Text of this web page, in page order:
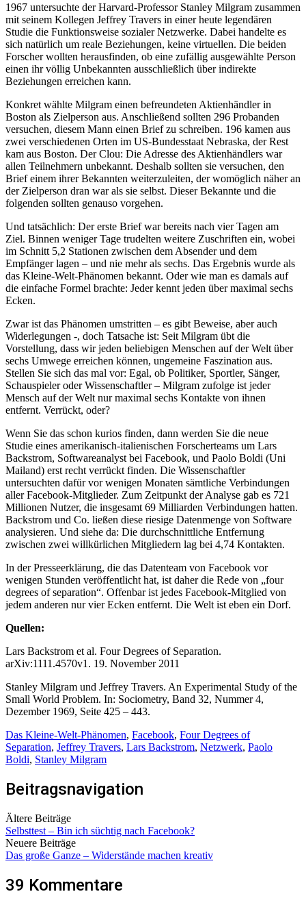
1967 untersuchte der Harvard-Professor Stanley Milgram zusammen
mit seinem Kollegen Jeffrey Travers in einer heute legendären
Studie die Funktionsweise sozialer Netzwerke. Dabei handelte es
sich natürlich um reale Beziehungen, keine virtuellen. Die beiden
Forscher wollten herausfinden, ob eine zufällig ausgewählte Person
einen ihr völlig Unbekannten ausschließlich über indirekte
Beziehungen erreichen kann.
Konkret wählte Milgram einen befreundeten Aktienhändler in
Boston als Zielperson aus. Anschließend sollten 296 Probanden
versuchen, diesem Mann einen Brief zu schreiben. 196 kamen aus
zwei verschiedenen Orten im US-Bundesstaat Nebraska, der Rest
kam aus Boston. Der Clou: Die Adresse des Aktienhändlers war
allen Teilnehmern unbekannt. Deshalb sollten sie versuchen, den
Brief einem ihrer Bekannten weiterzuleiten, der womöglich näher an
der Zielperson dran war als sie selbst. Dieser Bekannte und die
folgenden sollten genauso vorgehen.
Und tatsächlich: Der erste Brief war bereits nach vier Tagen am
Ziel. Binnen weniger Tage trudelten weitere Zuschriften ein, wobei
im Schnitt 5,2 Stationen zwischen dem Absender und dem
Empfänger lagen – und nie mehr als sechs. Das Ergebnis wurde als
das Kleine-Welt-Phänomen bekannt. Oder wie man es damals auf
die einfache Formel brachte: Jeder kennt jeden über maximal sechs
Ecken.
Zwar ist das Phänomen umstritten – es gibt Beweise, aber auch
Widerlegungen -, doch Tatsache ist: Seit Milgram übt die
Vorstellung, dass wir jeden beliebigen Menschen auf der Welt über
sechs Umwege erreichen können, ungemeine Faszination aus.
Stellen Sie sich das mal vor: Egal, ob Politiker, Sportler, Sänger,
Schauspieler oder Wissenschaftler – Milgram zufolge ist jeder
Mensch auf der Welt nur maximal sechs Kontakte von ihnen
entfernt. Verrückt, oder?
Wenn Sie das schon kurios finden, dann werden Sie die neue
Studie eines amerikanisch-italienischen Forscherteams um Lars
Backstrom, Softwareanalyst bei Facebook, und Paolo Boldi (Uni
Mailand) erst recht verrückt finden. Die Wissenschaftler
untersuchten dafür vor wenigen Monaten sämtliche Verbindungen
aller Facebook-Mitglieder. Zum Zeitpunkt der Analyse gab es 721
Millionen Nutzer, die insgesamt 69 Milliarden Verbindungen hatten.
Backstrom und Co. ließen diese riesige Datenmenge von Software
analysieren. Und siehe da: Die durchschnittliche Entfernung
zwischen zwei willkürlichen Mitgliedern lag bei 4,74 Kontakten.
In der Presseerklärung, die das Datenteam von Facebook vor
wenigen Stunden veröffentlicht hat, ist daher die Rede von „four
degrees of separation“. Offenbar ist jedes Facebook-Mitglied von
jedem anderen nur vier Ecken entfernt. Die Welt ist eben ein Dorf.
Quellen:
Lars Backstrom et al. Four Degrees of Separation.
arXiv:1111.4570v1. 19. November 2011
Stanley Milgram und Jeffrey Travers. An Experimental Study of the
Small World Problem. In: Sociometry, Band 32, Nummer 4,
Dezember 1969, Seite 425 – 443.
Das Kleine-Welt-Phänomen, Facebook, Four Degrees of
Separation, Jeffrey Travers, Lars Backstrom, Netzwerk, Paolo
Boldi, Stanley Milgram
Beitragsnavigation
Ältere Beiträge
Selbsttest – Bin ich süchtig nach Facebook?
Neuere Beiträge
Das große Ganze – Widerstände machen kreativ
39 Kommentare